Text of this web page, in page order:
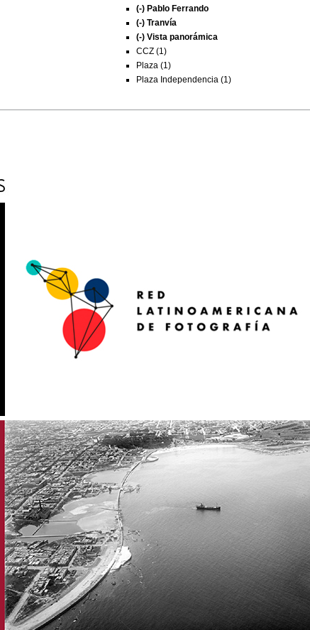
(-) Pablo Ferrando
(-) Tranvía
(-) Vista panorámica
CCZ (1)
Plaza (1)
Plaza Independencia (1)